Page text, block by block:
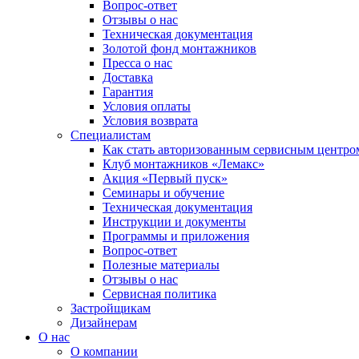
Вопрос-ответ
Отзывы о нас
Техническая документация
Золотой фонд монтажников
Пресса о нас
Доставка
Гарантия
Условия оплаты
Условия возврата
Специалистам
Как стать авторизованным сервисным
Клуб монтажников «Лемакс»
Акция «Первый пуск»
Семинары и обучение
Техническая документация
Инструкции и документы
Программы и приложения
Вопрос-ответ
Полезные материалы
Отзывы о нас
Сервисная политика
Застройщикам
Дизайнерам
О нас
О компании